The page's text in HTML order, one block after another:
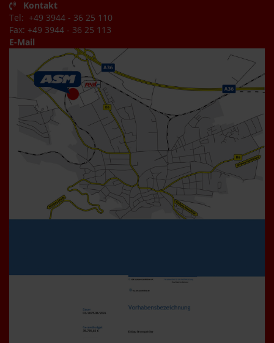
Kontakt
Tel: +49 3944 - 36 25 110
Fax: +49 3944 - 36 25 113
E-Mail